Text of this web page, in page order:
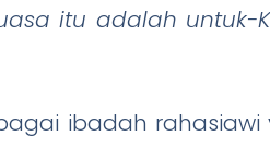
itu adalah untuk-
ibadah rahasiawi